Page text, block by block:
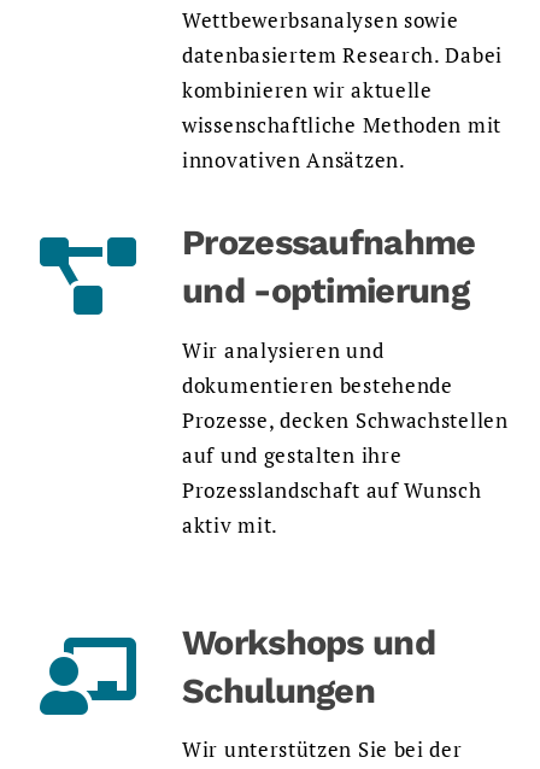
Wettbewerbsanalysen sowie
datenbasiertem Research. Dabei
kombinieren wir aktuelle
wissenschaftliche Methoden mit
innovativen Ansätzen.
Prozessaufnahme
und -optimierung
Wir analysieren und
dokumentieren bestehende
Prozesse, decken Schwachstellen
auf und gestalten ihre
Prozesslandschaft auf Wunsch
aktiv mit.
Workshops und
Schulungen
Wir unterstützen Sie bei der